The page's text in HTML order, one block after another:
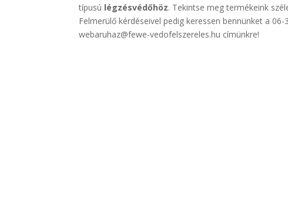
típusú légzésvédőhöz. Tekintse meg termékeink
Felmerülő kérdéseivel pedig keressen bennünket a
webaruhaz@fewe-vedofelszereles.hu címünkre!